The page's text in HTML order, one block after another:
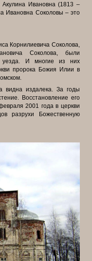
Ивановна (1813 –
Ивановна Соколовы – это
Корнилиевича Соколова,
Соколова, были
уезда. И многие из них
пророка Божия Илии в
видна издалека. За годы
Восстановление его
2001 года в церкви
разрухи Божественную